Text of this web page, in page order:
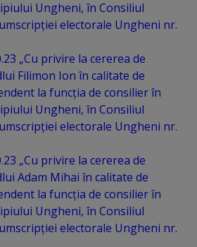
Ungheni, în Consiliul
electorale Ungheni nr.
„Cu privire la cererea de
Filimon Ion în calitate de
la funcția de consilier în
Ungheni, în Consiliul
electorale Ungheni nr.
„Cu privire la cererea de
Adam Mihai în calitate de
la funcția de consilier în
Ungheni, în Consiliul
electorale Ungheni nr.